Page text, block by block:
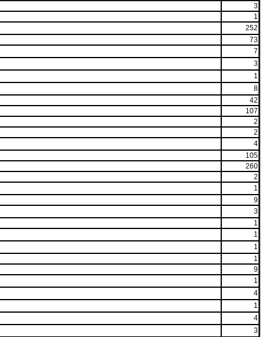
3
1
252
73
7
3
1
8
42
107
2
2
4
105
260
2
1
9
3
1
1
1
1
9
1
4
1
4
3